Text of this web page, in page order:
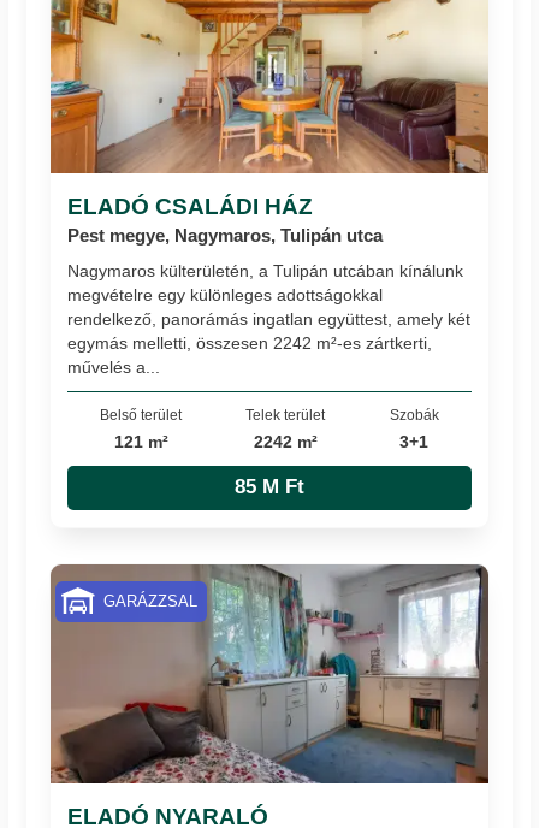
ELADÓ CSALÁDI HÁZ
Pest megye, Nagymaros, Tulipán utca
Nagymaros külterületén, a Tulipán utcában kínálunk
megvételre egy különleges adottságokkal
rendelkező, panorámás ingatlan együttest, amely két
egymás melletti, összesen 2242 m²-es zártkerti,
művelés a...
Belső terület
121 m²
Telek terület
2242 m²
Szobák
3+1
85 M Ft
ELADÓ NYARALÓ
GARÁZZSAL